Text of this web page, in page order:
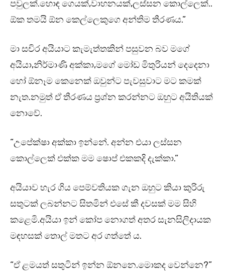
පවුලක්.හොඳ ගෙයක්,වාහනයක්,ලස්සන කොල්ලෙක්..
ඕක තමයි ඕන කෙල්ලෙකුගෙ අන්තිම තීරණය.”
මා සචිර අයියාට කැමැත්තකින් පසුවන බව මගේ
අයියා,නිර්මාණි අක්කා,මගේ මෝඩ මිතුරියන් දෙදෙනා
හෝ ඕනෑම කෙනෙක් ඔවුන්ට පැවසුවාට මට කමක්
නැත.නමුත් ඒ තීරණය ප්‍රශ්න කරන්නට ඔහුට අයිතියක්
නොවේ.
“උපේක්ෂා අක්කා ඉන්නේ. අන්න එයා ලස්සන
කොල්ලෙක් එක්ක මම ෂොප් එකකදි දැක්කා.”
අයියාව හැර ගිය පෙම්වතියක ගැන ඔහුට කියා කුරිරු
සතුටක් ලබන්නට සිතමින් එසේ කී දවසක් මම සිහි
කළෙමි.අයියා ඉන් කෝප නොගත් අතර සැනසිලිදායක
මඳහසක් තොල් මතට අර ගත්තේ ය.
“ඒ ළමයත් සතුටින් ඉන්න ඕනනෙ.මොකද වෙන්නෙ?”